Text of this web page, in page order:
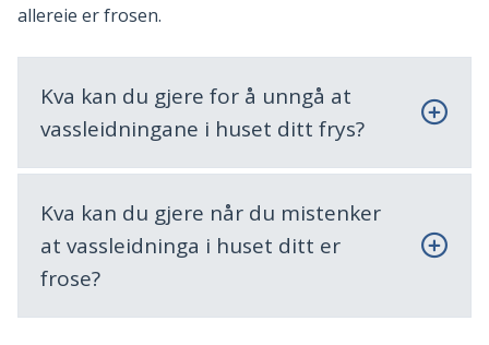
allereie er frosen.
Kva kan du gjere for å unngå at
vassleidningane i huset ditt frys?
Kva kan du gjere når du mistenker
at vassleidninga i huset ditt er
frose?